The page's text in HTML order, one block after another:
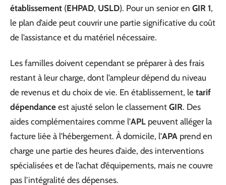
établissement (EHPAD, USLD). Pour un senior en GIR 1,
le plan d’aide peut couvrir une partie significative du coût
de l’assistance et du matériel nécessaire.
Les familles doivent cependant se préparer à des frais
restant à leur charge, dont l’ampleur dépend du niveau
de revenus et du choix de vie. En établissement, le tarif
dépendance est ajusté selon le classement GIR. Des
aides complémentaires comme l’APL peuvent alléger la
facture liée à l’hébergement. À domicile, l’APA prend en
charge une partie des heures d’aide, des interventions
spécialisées et de l’achat d’équipements, mais ne couvre
pas l’intégralité des dépenses.